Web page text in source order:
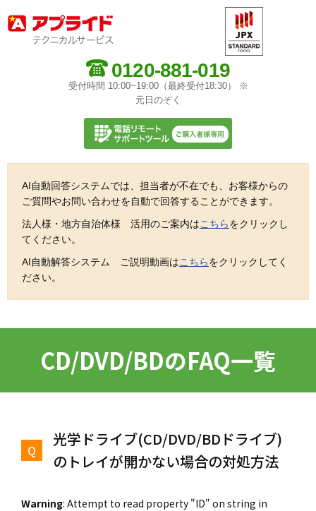
0120-881-019
受付時間 10:00~19:00（最終受付18:30） ※
元日のぞく
AI自動回答システムでは、担当者が不在でも、お客様からの
ご質問やお問い合わせを自動で回答することができます。
法人様・地方自治体様 活用のご案内はこちらをクリックし
てください。
AI自動解答システム ご説明動画はこちらをクリックしてく
ださい。
CD/DVD/BDのFAQ一覧
光学ドライブ(CD/DVD/BDドライブ)
のトレイが開かない場合の対処方法
Warning: Attempt to read property "ID" on string in